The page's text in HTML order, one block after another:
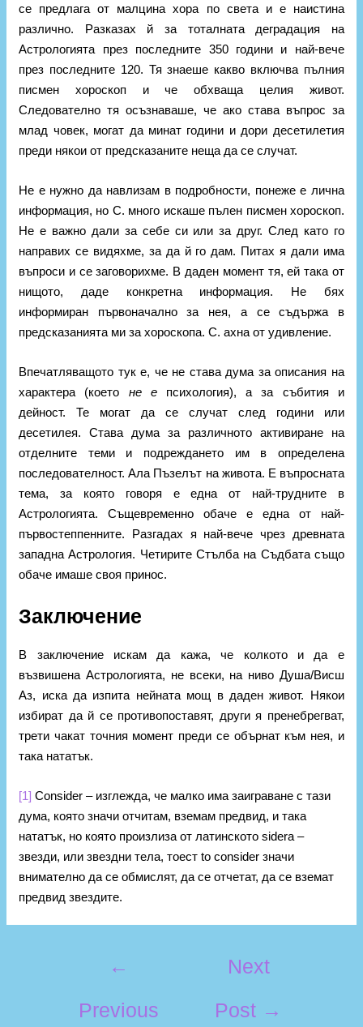
се предлага от малцина хора по света и е наистина
различно. Разказах й за тоталната деградация на
Астрологията през последните 350 години и най-вече
през последните 120. Тя знаеше какво включва пълния
писмен хороскоп и че обхваща целия живот.
Следователно тя осъзнаваше, че ако става въпрос за
млад човек, могат да минат години и дори десетилетия
преди някои от предсказаните неща да се случат.
Не е нужно да навлизам в подробности, понеже е лична
информация, но С. много искаше пълен писмен хороскоп.
Не е важно дали за себе си или за друг. След като го
направих се видяхме, за да й го дам. Питах я дали има
въпроси и се заговорихме. В даден момент тя, ей така от
нищото, даде конкретна информация. Не бях
информиран първоначално за нея, а се съдържа в
предсказанията ми за хороскопа. С. ахна от удивление.
Впечатляващото тук е, че не става дума за описания на
характера (което не епсихология), а за събития и
дейност. Те могат да се случат след години или
десетилея. Става дума за различното активиране на
отделните теми и подреждането им в определена
последователност. Ала Пъзелът на живота. Е въпросната
тема, за която говоря е една от най-трудните в
Астрологията. Същевременно обаче е една от най-
първостеппенните. Разгадах я най-вече чрез древната
западна Астрология. Четирите Стълба на Съдбата също
обаче имаше своя принос.
Заключение
В заключение искам да кажа, че колкото и да е
възвишена Астрологията, не всеки, на ниво Душа/Висш
Аз, иска да изпита нейната мощ в даден живот. Някои
избират да й се противопоставят, други я пренебрегват,
трети чакат точния момент преди се обърнат към нея, и
така нататък.
[1] Consider – изглежда, че малко има заиграване с тази
дума, която значи отчитам, вземам предвид, и така
нататък, но която произлиза от латинското sidera –
звезди, или звездни тела, тоест to consider значи
внимателно да се обмислят, да се отчетат, да се вземат
предвид звездите.
←
Previous
Next
Post →